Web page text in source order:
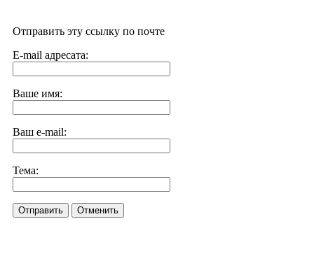
Отправить эту ссылку по почте
E-mail адресата:
Ваше имя:
Ваш e-mail:
Тема:
Отправить Отменить